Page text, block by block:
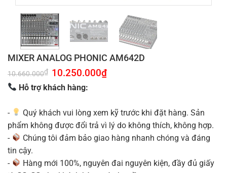
MIXER ANALOG PHONIC AM642D
10.660.000₫ Giá
gốc
là:
10.660.000₫.
10.250.000₫Giá
Hỗ trợ khách hàng:
-
Quý khách vui lòng xem kỹ trước khi đặt hàng. Sản
phẩm không được đổi trả vì lý do không thích, không hợp.
-
Chúng tôi đảm bảo giao hàng nhanh chóng và đáng
tin cậy.
-
Hàng mới 100%, nguyên đai nguyên kiện, đầy đủ giấy